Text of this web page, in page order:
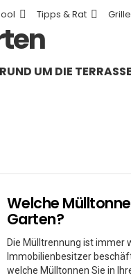
Tipps & Rat
RUND UM DIE TERRASSE
Welche
Garten?
Die Mülltrennung ist immer
Immobilienbesitzer
welche Mülltonnen Sie in